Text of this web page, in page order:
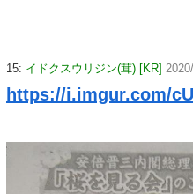
15: イドクスウリジン(茸) [KR]
https://i.imgur.com/